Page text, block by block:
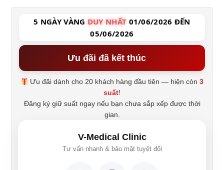
5 NGÀY VÀNG DUY NHẤT 01/06/2026 ĐẾN
05/06/2026
Ưu đãi đã kết thúc
Ưu đãi dành cho 20 khách hàng đầu tiên — hiện còn3
suất!
Đăng ký giữ suất ngay nếu bạn chưa sắp xếp được thời
gian.
V-Medical Clinic
Tư vấn nhanh & bảo mật tuyệt đối